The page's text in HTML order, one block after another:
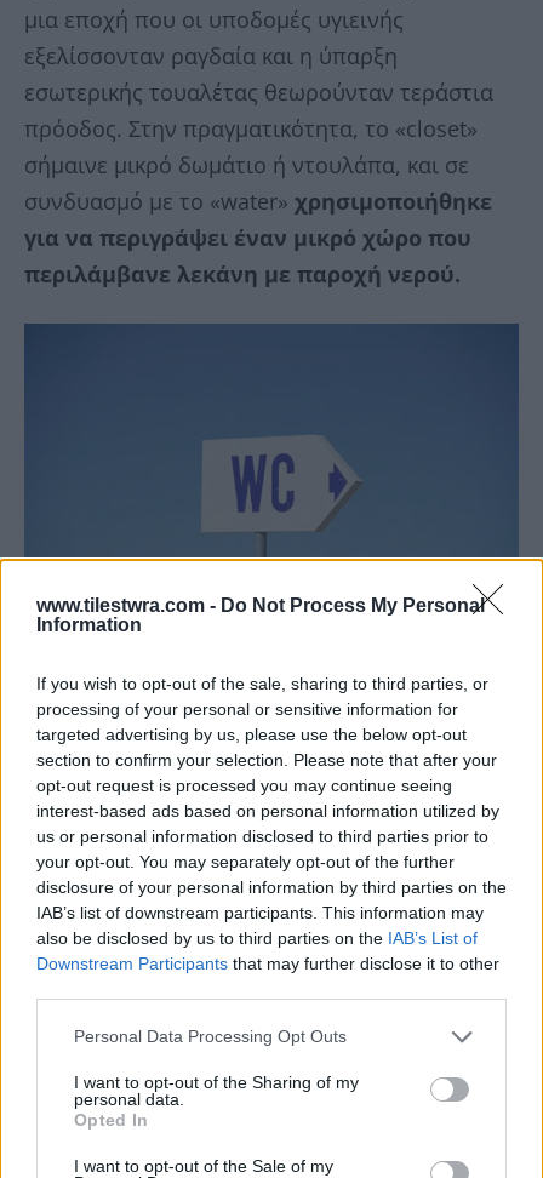
www.tilestwra.com - Do Not Process My Personal
Information
If you wish to opt-out of the sale, sharing to third parties, or
processing of your personal or sensitive information for
targeted advertising by us, please use the below opt-out
section to confirm your selection. Please note that after your
opt-out request is processed you may continue seeing
interest-based ads based on personal information utilized by
us or personal information disclosed to third parties prior to
your opt-out. You may separately opt-out of the further
disclosure of your personal information by third parties on the
IAB’s list of downstream participants. This information may
also be disclosed by us to third parties on the IAB’s List of
Downstream Participants that may further disclose it to other
Personal Data Processing Opt Outs
I want to opt-out of the Sharing of my
personal data.
Opted In
I want to opt-out of the Sale of my
μια εποχή που οι υποδομές υγιεινής
εξελίσσονταν ραγδαία και η ύπαρξη
εσωτερικής τουαλέτας θεωρούνταν τεράστια
πρόοδος. Στην πραγματικότητα, το «closet»
σήμαινε μικρό δωμάτιο ή ντουλάπα, και σε
συνδυασμό με το «water» χρησιμοποιήθηκε
για να περιγράψει έναν μικρό χώρο που
περιλάμβανε λεκάνη με παροχή νερού.